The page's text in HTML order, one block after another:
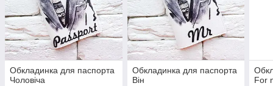
Обкладинка для паспорта
Чоловіча
Обкладинка для паспорта
Він
For